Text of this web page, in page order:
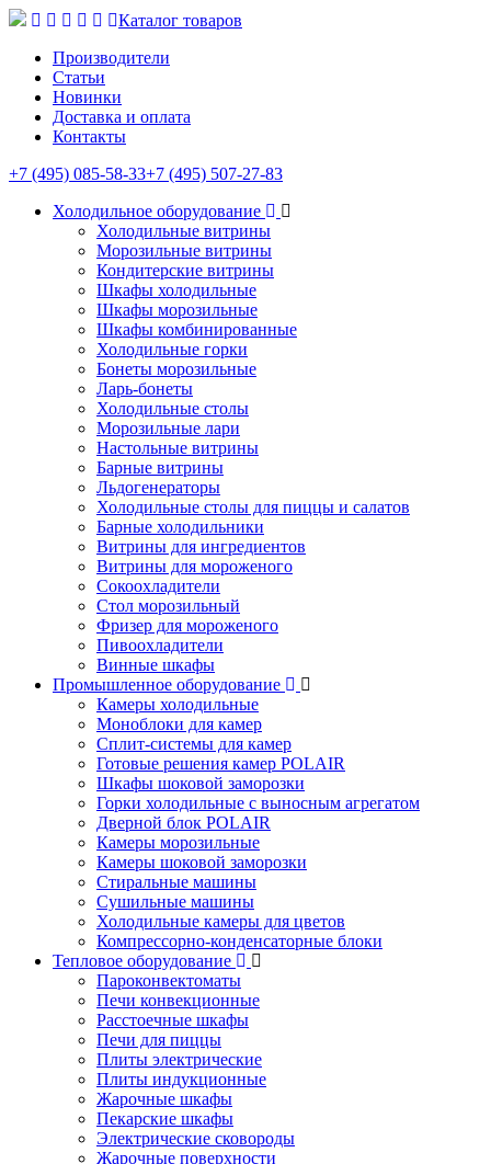
Каталог товаров
Производители
Статьи
Новинки
Доставка и оплата
Контакты
+7 (495) 085-58-33+7 (495) 507-27-83
Холодильное оборудование
Холодильные витрины
Морозильные витрины
Кондитерские витрины
Шкафы холодильные
Шкафы морозильные
Шкафы комбинированные
Холодильные горки
Бонеты морозильные
Ларь-бонеты
Холодильные столы
Морозильные лари
Настольные витрины
Барные витрины
Льдогенераторы
Холодильные столы для пиццы и салатов
Барные холодильники
Витрины для ингредиентов
Витрины для мороженого
Сокоохладители
Стол морозильный
Фризер для мороженого
Пивоохладители
Винные шкафы
Промышленное оборудование
Камеры холодильные
Моноблоки для камер
Сплит-системы для камер
Готовые решения камер POLAIR
Шкафы шоковой заморозки
Горки холодильные с выносным агрегатом
Дверной блок POLAIR
Камеры морозильные
Камеры шоковой заморозки
Стиральные машины
Сушильные машины
Холодильные камеры для цветов
Компрессорно-конденсаторные блоки
Тепловое оборудование
Пароконвектоматы
Печи конвекционные
Расстоечные шкафы
Печи для пиццы
Плиты электрические
Плиты индукционные
Жарочные шкафы
Пекарские шкафы
Электрические сковороды
Жарочные поверхности